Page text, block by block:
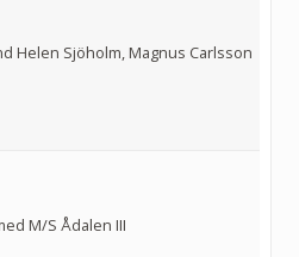
Helen Sjöholm, Magnus Carlsson
M/S Ådalen III